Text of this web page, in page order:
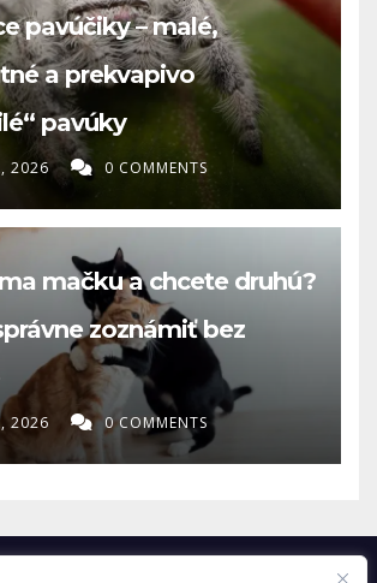
pavúčiky – malé,
a prekvapivo
pavúky
2026 0 COMMENTS
mačku a chcete druhú?
zoznámiť bez
2026 0 COMMENTS